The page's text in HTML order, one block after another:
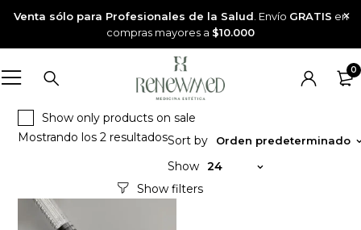
Venta sólo para Profesionales de la Salud . Envío GRATIS en
compras mayores a $10.000
0
Show only products on sale
Mostrando los 2 resultadosSort by Orden predeterminado
Show 24